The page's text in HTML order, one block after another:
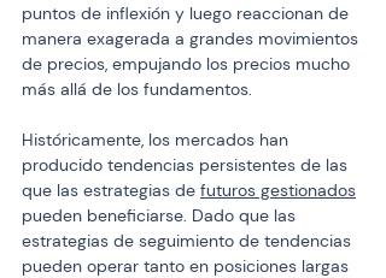
puntos de inflexión y luego reaccionan de
manera exagerada a grandes movimientos
de precios, empujando los precios mucho
más allá de los fundamentos.
Históricamente, los mercados han
producido tendencias persistentes de las
que las estrategias de futuros gestionados
pueden beneficiarse. Dado que las
estrategias de seguimiento de tendencias
pueden operar tanto en posiciones largas